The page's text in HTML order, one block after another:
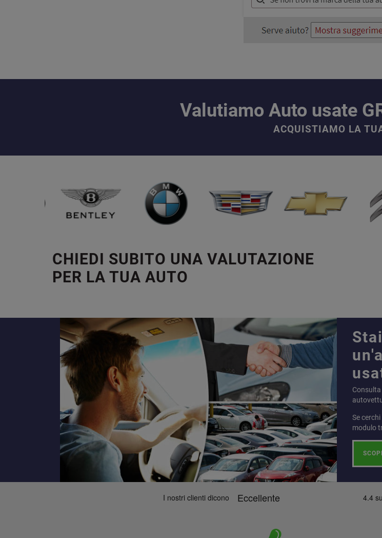
Valutiamo Auto usate
ACQUISTIAMO LA
CHIEDI SUBITO UNA VALUTAZIONE
PER LA TUA AUTO
Se
modulo